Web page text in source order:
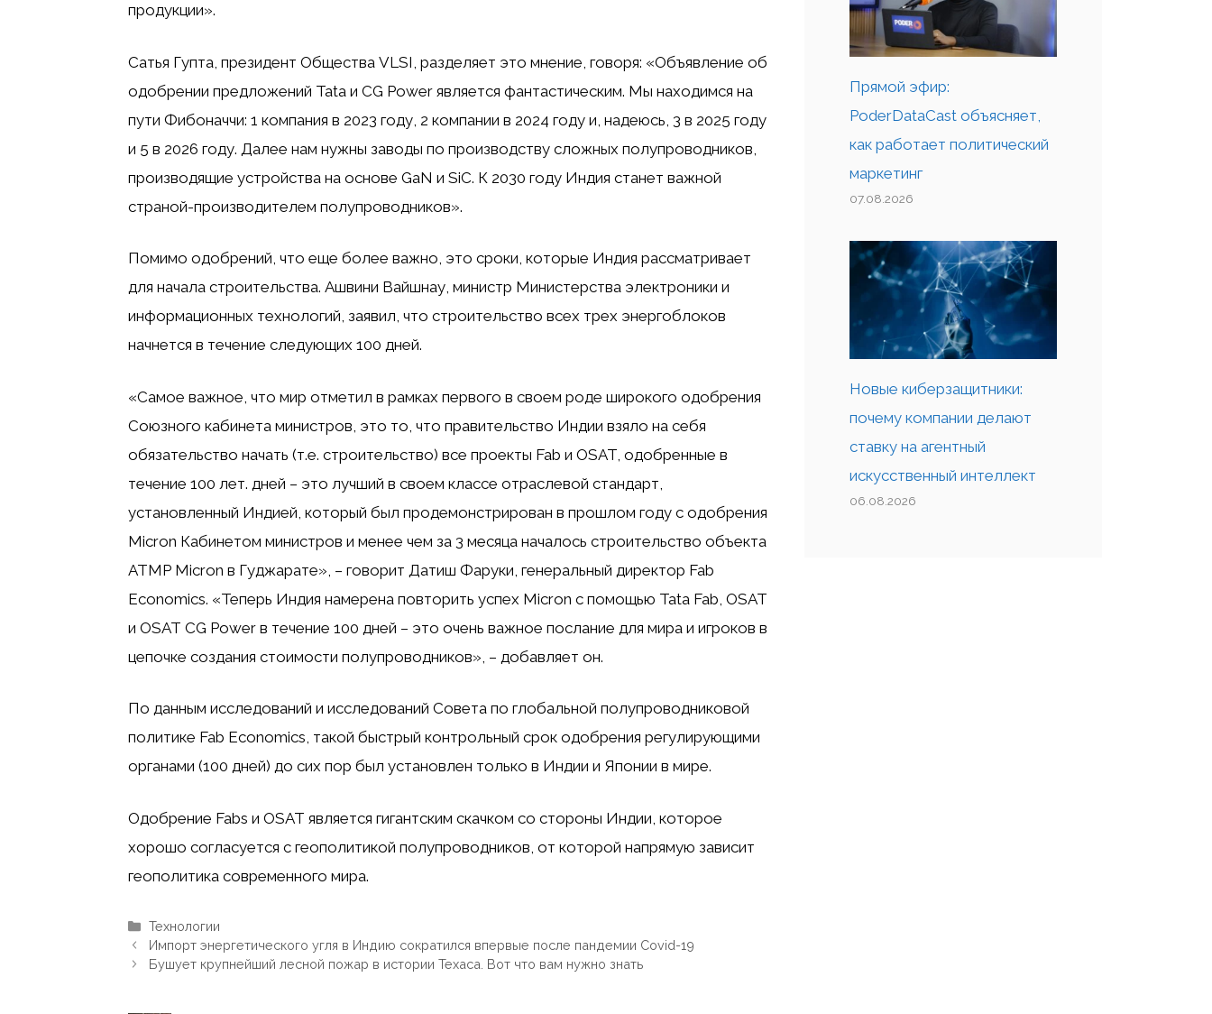
продукции».
Сатья Гупта, президент Общества VLSI, разделяет это мнение, говоря: «Объявление об
одобрении предложений Tata и CG Power является фантастическим. Мы находимся на
пути Фибоначчи: 1 компания в 2023 году, 2 компании в 2024 году и, надеюсь, 3 в 2025 году
и 5 в 2026 году. Далее нам нужны заводы по производству сложных полупроводников,
производящие устройства на основе GaN и SiC. К 2030 году Индия станет важной
страной-производителем полупроводников».
Помимо одобрений, что еще более важно, это сроки, которые Индия рассматривает
для начала строительства. Ашвини Вайшнау, министр Министерства электроники и
информационных технологий, заявил, что строительство всех трех энергоблоков
начнется в течение следующих 100 дней.
«Самое важное, что мир отметил в рамках первого в своем роде широкого одобрения
Союзного кабинета министров, это то, что правительство Индии взяло на себя
обязательство начать (т.е. строительство) все проекты Fab и OSAT, одобренные в
течение 100 лет. дней – это лучший в своем классе отраслевой стандарт,
установленный Индией, который был продемонстрирован в прошлом году с одобрения
Micron Кабинетом министров и менее чем за 3 месяца началось строительство объекта
ATMP Micron в Гуджарате», – говорит Датиш Фаруки, генеральный директор Fab
Economics. «Теперь Индия намерена повторить успех Micron с помощью Tata Fab, OSAT
и OSAT CG Power в течение 100 дней – это очень важное послание для мира и игроков в
цепочке создания стоимости полупроводников», – добавляет он.
По данным исследований и исследований Совета по глобальной полупроводниковой
политике Fab Economics, такой быстрый контрольный срок одобрения регулирующими
органами (100 дней) до сих пор был установлен только в Индии и Японии в мире.
Одобрение Fabs и OSAT является гигантским скачком со стороны Индии, которое
хорошо согласуется с геополитикой полупроводников, от которой напрямую зависит
геополитика современного мира.
Рубрики
Технологии
Импорт энергетического угля в Индию сократился впервые после пандемии Covid-19
Бушует крупнейший лесной пожар в истории Техаса. Вот что вам нужно знать
Прямой эфир:
PoderDataCast объясняет,
как работает политический
маркетинг
07.08.2026
Новые киберзащитники:
почему компании делают
ставку на агентный
искусственный интеллект
06.08.2026